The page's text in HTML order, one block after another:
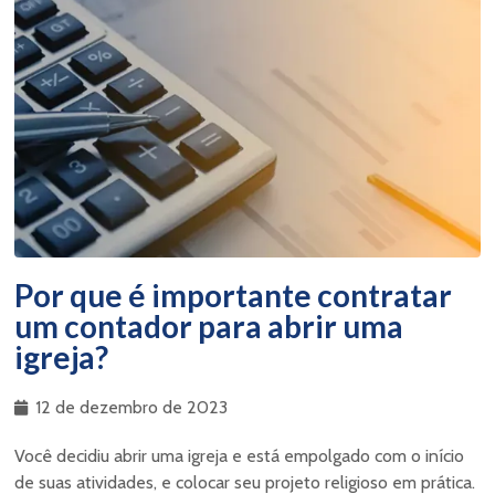
Por que é importante contratar
um contador para abrir uma
igreja?
12 de dezembro de 2023
Você decidiu abrir uma igreja e está empolgado com o início
de suas atividades, e colocar seu projeto religioso em prática.